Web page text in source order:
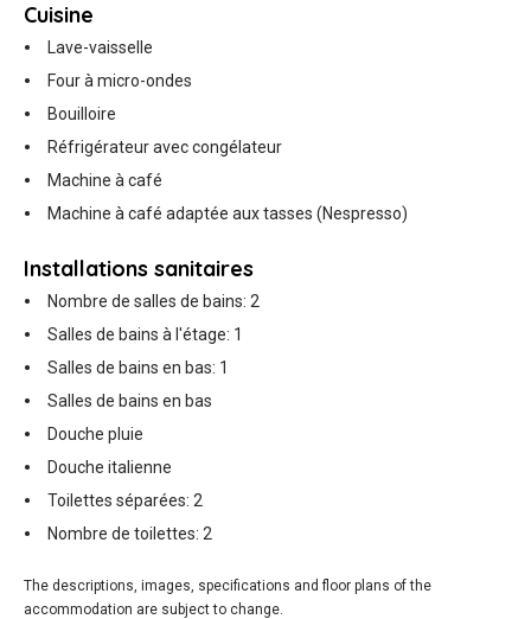
Cuisine
Lave-vaisselle
Four à micro-ondes
Bouilloire
Réfrigérateur avec congélateur
Machine à café
Machine à café adaptée aux tasses (Nespresso)
Installations sanitaires
Nombre de salles de bains: 2
Salles de bains à l'étage: 1
Salles de bains en bas: 1
Salles de bains en bas
Douche pluie
Douche italienne
Toilettes séparées: 2
Nombre de toilettes: 2
The descriptions, images, specifications and floor plans of the
accommodation are subject to change.